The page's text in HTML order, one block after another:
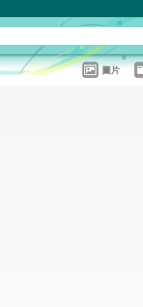
圖片